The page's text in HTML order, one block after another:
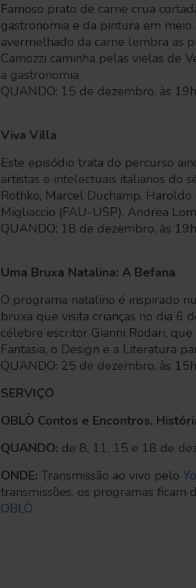
Famoso prato de carne crua
gastronomia e da pintura em meio
avermelhado da carne lembra as
Camozzi caminha pelas vielas de
a gastronomia.
QUANDO: 15 de dezembro, às 19h
Viva Villa
Este episódio trata do percurso
artistas e intelectuais italianos do
Rothko, Marcel Duchamp,
Migliaccio (FAU-USP), Andrea
QUANDO: 18 de dezembro, às 19h
Uma Bruxa Natalina: A Befana
O programa natalino é inspirado
bruxa que visita crianças no dia 6
célebre escritor Gianni Rodari,
Fantasia, o Design e a Literatura
QUANDO: 25 de dezembro, às 15h
SERVIÇO
OBLÒ Contos e Encontros,
QUANDO: de 8, 11, 15 e 18 de
ONDE: Transmissão ao vivo pelo
transmissões, os programas ficam
OBLÒ